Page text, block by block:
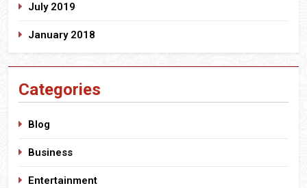
July 2019
January 2018
Categories
Blog
Business
Entertainment